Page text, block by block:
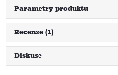
Parametry produktu
Recenze (1)
Diskuse